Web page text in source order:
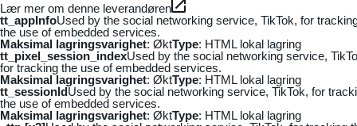
Lær mer om denne leverandøren
tt_appInfoUsed by the social networking service, TikTok, for
the use of embedded services.
Maksimal lagringsvarighet: ØktType: HTML lokal lagring
tt_pixel_session_indexUsed by the social networking service,
for tracking the use of embedded services.
Maksimal lagringsvarighet: ØktType: HTML lokal lagring
tt_sessionIdUsed by the social networking service, TikTok, for
the use of embedded services.
Maksimal lagringsvarighet: ØktType: HTML lokal lagring